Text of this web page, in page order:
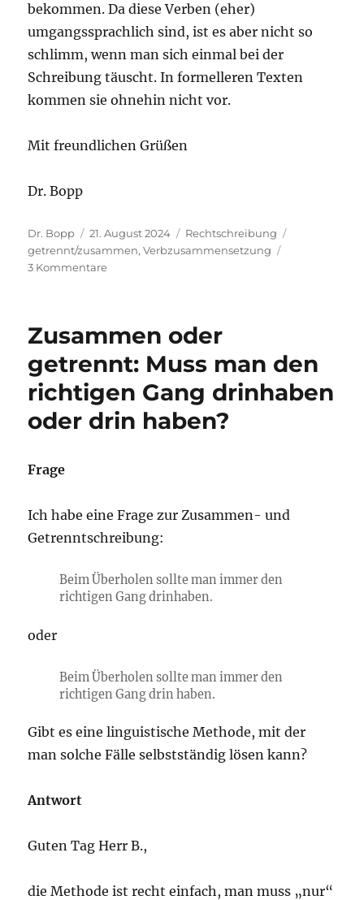
bekommen. Da diese Verben (eher)
umgangssprachlich sind, ist es aber nicht so
schlimm, wenn man sich einmal bei der
Schreibung täuscht. In formelleren Texten
kommen sie ohnehin nicht vor.
Mit freundlichen Grüßen
Dr. Bopp
Autor
Dr. Bopp
Veröffentlicht
am
21. August 2024 Kategorien
Rechtschreibung
getrennt/zusammen,Verbzusammensetzung
3 Kommentarezu
bekommen
Zusammen oder
getrennt: Muss man den
richtigen Gang drinhaben
oder drin haben?
Frage
Ich habe eine Frage zur Zusammen- und
Getrenntschreibung:
Beim Überholen sollte man immer den
richtigen Gang drinhaben.
oder
Beim Überholen sollte man immer den
richtigen Gang drin haben.
Gibt es eine linguistische Methode, mit der
man solche Fälle selbstständig lösen kann?
Antwort
Guten Tag Herr B.,
die Methode ist recht einfach, man muss „nur“